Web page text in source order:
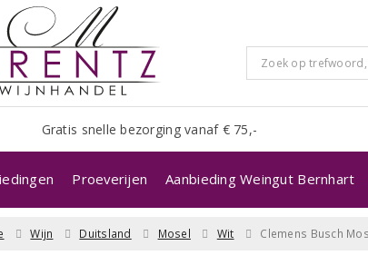
Gratis snelle bezorging vanaf € 75,-
Proeverijen Aanbieding Weingut Bernhart
Wijn Duitsland Mosel Wit Clemens Busch